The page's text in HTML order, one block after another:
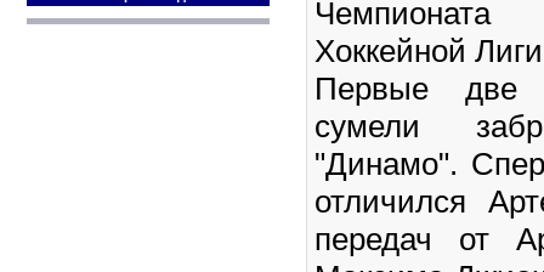
Чемпионата
Хоккейной
Первые
сумели
"Динамо".
отличился
передач от